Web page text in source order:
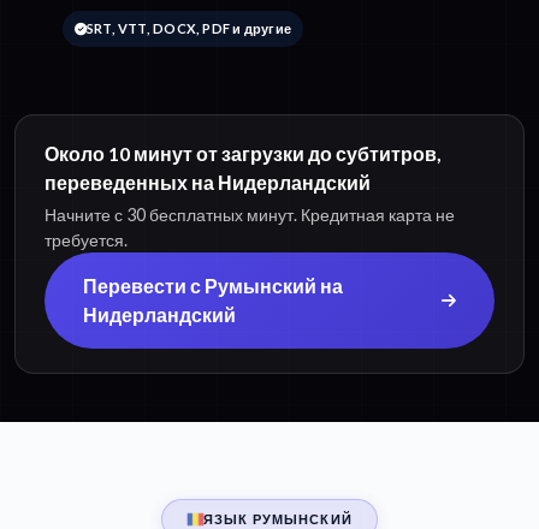
SRT, VTT, DOCX, PDF и другие
Около 10 минут от загрузки до субтитров,
переведенных на Нидерландский
Начните с 30 бесплатных минут. Кредитная карта не
требуется.
Перевести с Румынский на
Нидерландский
ЯЗЫК РУМЫНСКИЙ